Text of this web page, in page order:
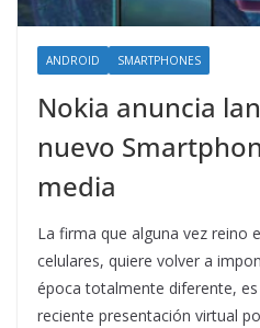
ANDROID SMARTPHONES
Nokia anuncia
nuevo
media
La firma que alguna vez reino
celulares, quiere volver a
época totalmente diferente,
reciente presentación virtual